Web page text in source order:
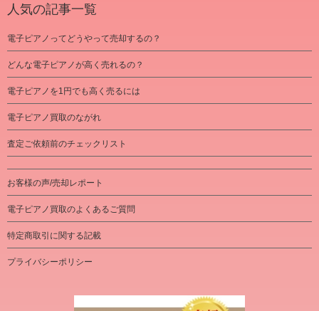
人気の記事一覧
電子ピアノってどうやって売却するの？
どんな電子ピアノが高く売れるの？
電子ピアノを1円でも高く売るには
電子ピアノ買取のながれ
査定ご依頼前のチェックリスト
お客様の声/売却レポート
電子ピアノ買取のよくあるご質問
特定商取引に関する記載
プライバシーポリシー